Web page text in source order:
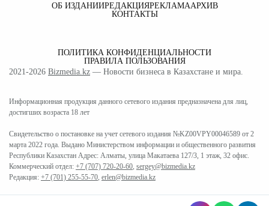
ОБ ИЗДАНИИРЕДАКЦИЯРЕКЛАМААРХИВ
КОНТАКТЫ
ПОЛИТИКА КОНФИДЕНЦИАЛЬНОСТИ
ПРАВИЛА ПОЛЬЗОВАНИЯ
2021-2026 Bizmedia.kz — Новости бизнеса в Казахстане и мира.
Информационная продукция данного сетевого издания предназначена для лиц,
достигших возраста 18 лет
Свидетельство о постановке на учет сетевого издания №KZ00VPY00046589 от 2
марта 2022 года. Выдано Министерством информации и общественного развития
Республики Казахстан Адрес: Алматы, улица Макатаева 127/3, 1 этаж, 32 офис.
Коммерческий отдел: +7 (707) 720-20-60 sergey@bizmedia.kz
Редакция: +7 (701) 255-55-70 erlen@bizmedia.kz